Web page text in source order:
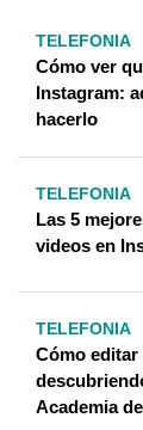
TELEFONIA
Cómo ver
Instagram:
hacerlo
TELEFONIA
Las 5
videos en
TELEFONIA
Cómo
Academia